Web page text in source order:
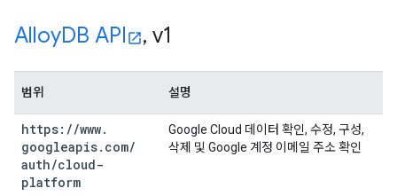
AlloyDB API , v1
범위 설명
https: //www.
googleapis. com/
auth/cloud-
platform
Google Cloud 데이터 확인, 수정, 구성,
삭제 및 Google 계정 이메일 주소 확인